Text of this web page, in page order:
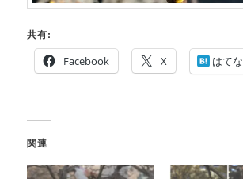
共有:
Facebook
X はてな
関連